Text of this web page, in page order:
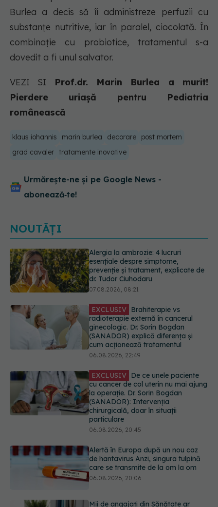
Burlea a decis să îi administreze perfuzii cu
substanţe nutritive, iar în paralel, ciocolată. În
combinaţie cu probiotice, tratamentul s-a
dovedit a fi unul salvator.
VEZI SI
Prof.dr. Marin Burlea a murit!
Pierdere uriașă pentru Pediatria
românească
klaus iohannis marin burlea decorare
post mortem
grad cavaler tratamente inovative
Urmărește-ne și pe Google News -
abonează‑te!
NOUTĂȚI
EXCLUSIV Brahiterapie vs
radioterapie externă în cancerul
ginecologic. Dr. Sorin Bogdan
(SANADOR) explică diferența și
06.08.2026, 22:49
EXCLUSIV De ce unele paciente
cu cancer de col uterin nu mai ajung
la operație. Dr. Sorin Bogdan
(SANADOR): Intervenția
particulare
06.08.2026, 20:45
Alertă în Europa după un nou caz
de hantavirus Anzi, singura tulpină
care se transmite de la om la om
06.08.2026, 20:06
Mii de angajați din Sănătate ar
putea primi salarii mai mari.
Sindicatele cer schimbarea legii